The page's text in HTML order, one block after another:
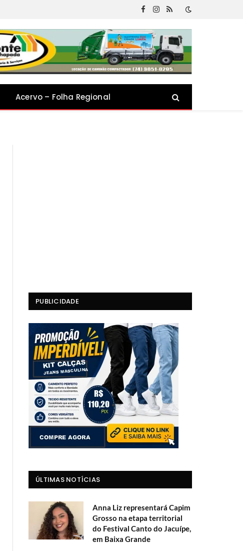
Facebook
Instagram
RSS
Acervo – Folha Regional
PUBLICIDADE
ÚLTIMAS NOTÍCIAS
Anna Liz representará Capim
Grosso na etapa territorial
do Festival Canto do Jacuípe,
em Baixa Grande